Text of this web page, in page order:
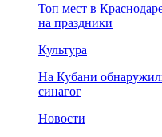
Топ мест в
на праздники
Культура
На Кубани
синагог
Новости